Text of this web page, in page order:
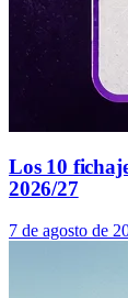
Los 10
2026/27
7 de agosto de